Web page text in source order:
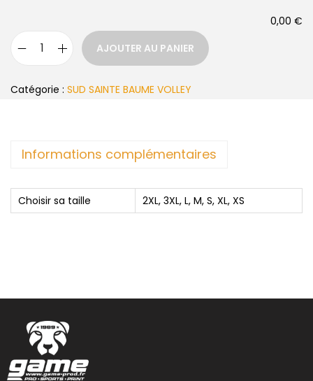
0,00 €
AJOUTER AU PANIER
Catégorie : SUD SAINTE BAUME VOLLEY
Informations complémentaires
Choisir sa taille 2XL, 3XL, L, M, S, XL, XS